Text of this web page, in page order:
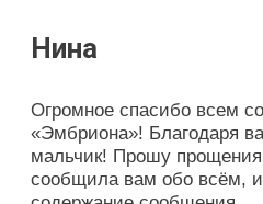
Нина
Огромное спасибо всем
«Эмбриона»! Благодаря
мальчик! Прошу
сообщила вам обо всём, и